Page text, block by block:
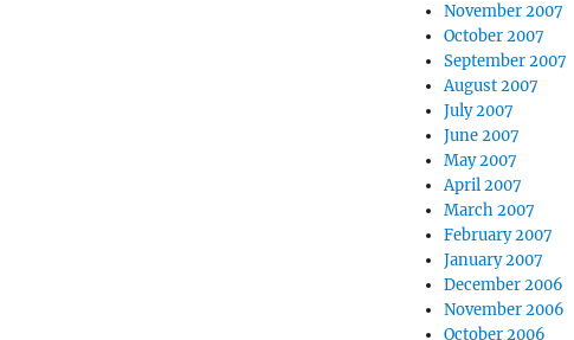
November 2007
October 2007
September 2007
August 2007
July 2007
June 2007
May 2007
April 2007
March 2007
February 2007
January 2007
December 2006
November 2006
October 2006